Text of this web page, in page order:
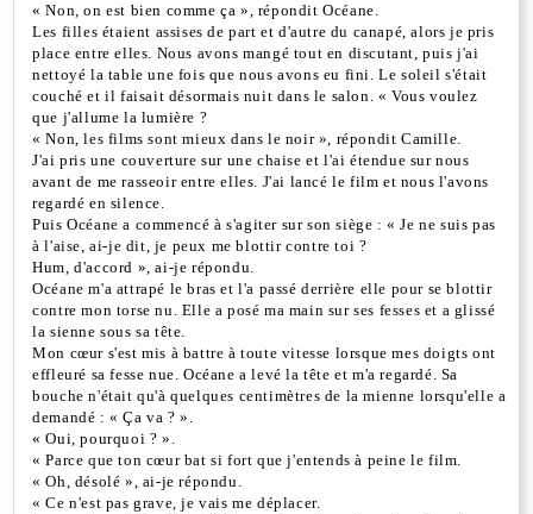
« Non, on est bien comme ça », répondit Océane.
Les filles étaient assises de part et d'autre du canapé, alors je pris
place entre elles. Nous avons mangé tout en discutant, puis j'ai
nettoyé la table une fois que nous avons eu fini. Le soleil s'était
couché et il faisait désormais nuit dans le salon. « Vous voulez
que j'allume la lumière ?
« Non, les films sont mieux dans le noir », répondit Camille.
J'ai pris une couverture sur une chaise et l'ai étendue sur nous
avant de me rasseoir entre elles. J'ai lancé le film et nous l'avons
regardé en silence.
Puis Océane a commencé à s'agiter sur son siège : « Je ne suis pas
à l'aise, ai-je dit, je peux me blottir contre toi ?
Hum, d'accord », ai-je répondu.
Océane m'a attrapé le bras et l'a passé derrière elle pour se blottir
contre mon torse nu. Elle a posé ma main sur ses fesses et a glissé
la sienne sous sa tête.
Mon cœur s'est mis à battre à toute vitesse lorsque mes doigts ont
effleuré sa fesse nue. Océane a levé la tête et m'a regardé. Sa
bouche n'était qu'à quelques centimètres de la mienne lorsqu'elle a
demandé : « Ça va ? ».
« Oui, pourquoi ? ».
« Parce que ton cœur bat si fort que j'entends à peine le film.
« Oh, désolé », ai-je répondu.
« Ce n'est pas grave, je vais me déplacer.